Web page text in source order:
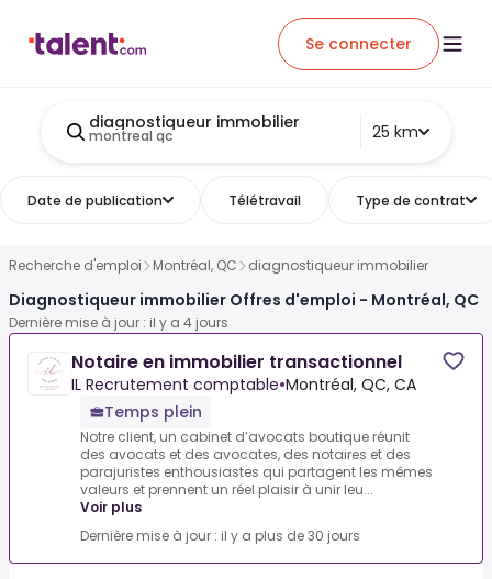
Se connecter
diagnostiqueur immobilier
montreal qc 25 km
Date de publication Télétravail Type de contrat
Recherche d'emploi Montréal, QC diagnostiqueur immobilier
Diagnostiqueur immobilier Offres d'emploi - Montréal, QC
Dernière mise à jour : il y a 4 jours
Notaire en immobilier transactionnel
IL Recrutement comptable•Montréal, QC, CA
Temps plein
Notre client, un cabinet d’avocats boutique réunit
des avocats et des avocates, des notaires et des
parajuristes enthousiastes qui partagent les mêmes
valeurs et prennent un réel plaisir à unir leu...
Voir plus
Dernière mise à jour : il y a plus de 30 jours